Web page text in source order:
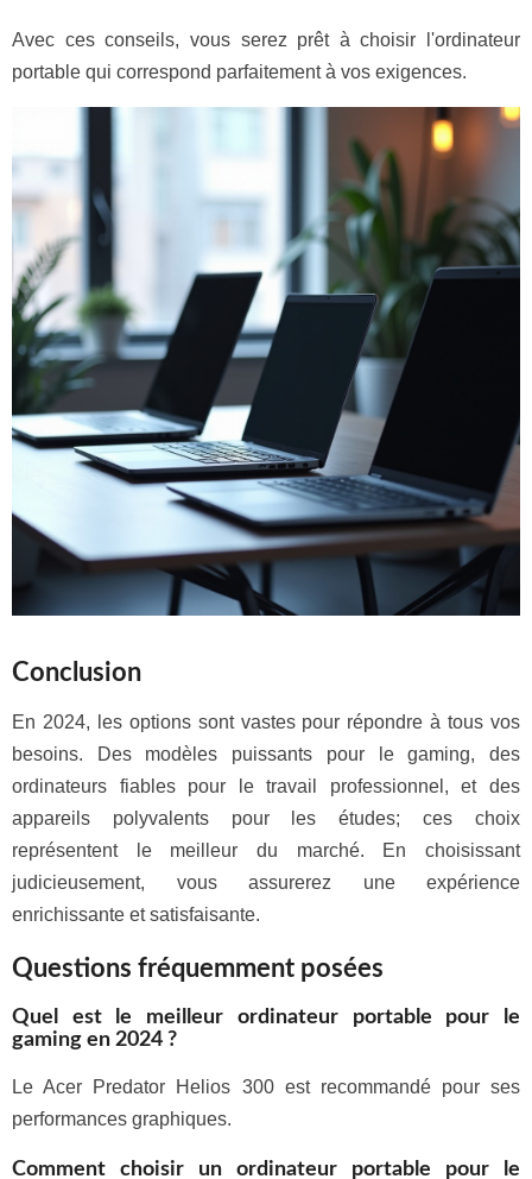
Avec ces conseils, vous serez prêt à choisir l'ordinateur
portable qui correspond parfaitement à vos exigences.
Conclusion
En 2024, les options sont vastes pour répondre à tous vos
besoins. Des modèles puissants pour le gaming, des
ordinateurs fiables pour le travail professionnel, et des
appareils polyvalents pour les études; ces choix
représentent le meilleur du marché. En choisissant
judicieusement, vous assurerez une expérience
enrichissante et satisfaisante.
Questions fréquemment posées
Quel est le meilleur ordinateur portable pour le
gaming en 2024 ?
Le Acer Predator Helios 300 est recommandé pour ses
performances graphiques.
Comment choisir un ordinateur portable pour le